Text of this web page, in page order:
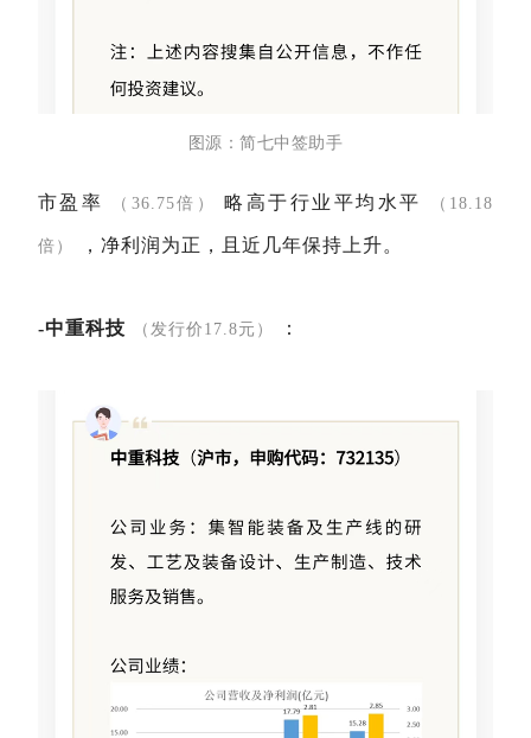
图源：简七中签助手
市盈率 （36.75倍） 略高于行业平均水平 （18.18
倍） ，净利润为正，且近几年保持上升。
-中重科技 （发行价17.8元） ：